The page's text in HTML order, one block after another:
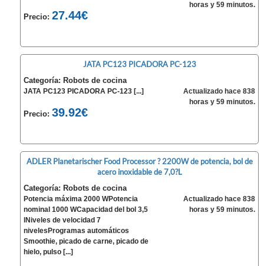
Precio:27.44€
horas y 59 minutos.
JATA PC123 PICADORA PC-123
Categoría: Robots de cocina
JATA PC123 PICADORA PC-123 [...]
Precio:39.92€
Actualizado hace 838
horas y 59 minutos.
ADLER Planetarischer Food Processor ? 2200W de potencia, bol de
acero inoxidable de 7,0?L
Categoría: Robots de cocina
Potencia máxima 2000 WPotencia
nominal 1000 WCapacidad del bol 3,5
lNiveles de velocidad 7
nivelesProgramas automáticos
Smoothie, picado de carne, picado de
hielo, pulso [...]
Actualizado hace 838
horas y 59 minutos.